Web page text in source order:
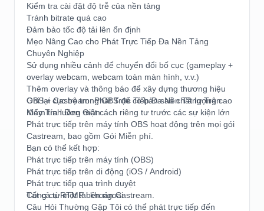
Kiểm tra cài đặt độ trễ của nền tảng
Tránh bitrate quá cao
Đảm bảo tốc độ tải lên ổn định
Mẹo Nâng Cao cho Phát Trực Tiếp Đa Nền Tảng
Chuyên Nghiệp
Sử dụng nhiều cảnh để chuyển đổi bố cục (gameplay +
overlay webcam, webcam toàn màn hình, v.v.)
Thêm overlay và thông báo để xây dựng thương hiệu
Ghi lại cục bộ trong OBS để có bản sao chất lượng cao
Kiểm tra luồng một cách riêng tư trước các sự kiện lớn
OBS + Castream: Phát Trực Tiếp Đa Nền Tảng Trên
Máy Tính Đơn Giản
Phát trực tiếp trên máy tính OBS hoạt động trên mọi gói
Castream, bao gồm Gói Miễn phí.
Bạn có thể kết hợp:
Phát trực tiếp trên máy tính (OBS)
Phát trực tiếp trên di động (iOS / Android)
Phát trực tiếp qua trình duyệt
Công cụ RTMP bên ngoài
Tất cả từ một tài khoản Castream.
Câu Hỏi Thường Gặp Tôi có thể phát trực tiếp đến